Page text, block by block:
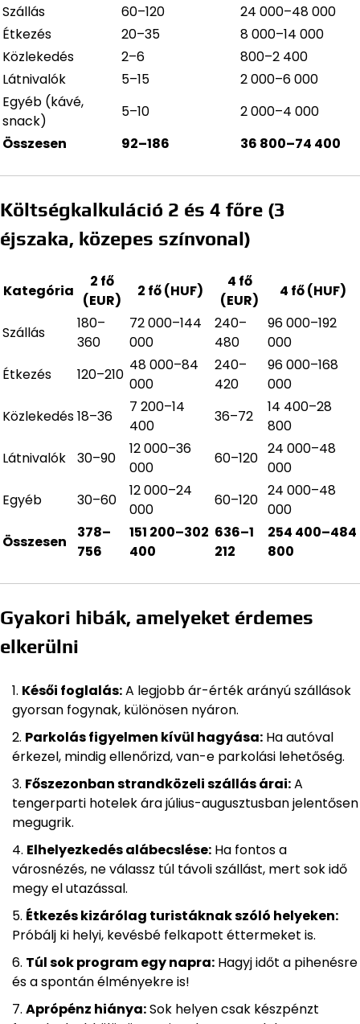
Szállás
60–120
24 000–48 000
Étkezés
20–35
8 000–14 000
Közlekedés
2–6
800–2 400
Látnivalók
5–15
2 000–6 000
Egyéb (kávé,
snack)
5–10
2 000–4 000
Összesen
92–186 36 800–74 400
Költségkalkuláció 2 és 4 főre (3
éjszaka, közepes színvonal)
Kategória
2 fő
(EUR)
2 fő (HUF)
4 fő
(EUR)
4 fő (HUF)
Szállás
180–
360
72 000–144
000
240–
480
96 000–192
000
Étkezés
120–210
48 000–84
000
240–
420
96 000–168
000
Közlekedés18–36
7 200–14
400
36–72
14 400–28
800
Látnivalók
30–90
12 000–36
000
60–120
24 000–48
000
Egyéb
30–60
12 000–24
000
60–120
24 000–48
000
Összesen
378–
756
151 200–302
400
636–1
212
254 400–484
800
Gyakori hibák, amelyeket érdemes
elkerülni
Késői foglalás:A legjobb ár-érték arányú szállások
gyorsan fogynak, különösen nyáron.
Parkolás figyelmen kívül hagyása: Ha autóval
érkezel, mindig ellenőrizd, van-e parkolási lehetőség.
Főszezonban strandközeli szállás árai:A
tengerparti hotelek ára július-augusztusban jelentősen
megugrik.
Elhelyezkedés alábecslése: Ha fontos a
városnézés, ne válassz túl távoli szállást, mert sok idő
megy el utazással.
Étkezés kizárólag turistáknak szóló helyeken:
Próbálj ki helyi, kevésbé felkapott éttermeket is.
Túl sok program egy napra: Hagyj időt a pihenésre
és a spontán élményekre is!
Aprópénz hiánya:Sok helyen csak készpénzt